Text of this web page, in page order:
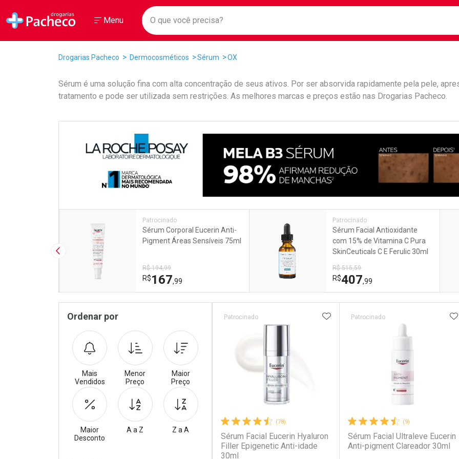
Drogarias Pacheco
Ir direto para a home
pela página
Ir direto para o conteúdo
Ir direto para a ajuda
Ir direto para o carrinho
Ir direto para o menu
Faça a sua busca
O que você precisa?
Menu
Abrir ou Fechar
Menu
Breadcrumb
Drogarias Pacheco Dermocosméticos Sérum OX
Sérum é uma solução fina com alta concentração de seus ativos. Por ser absorvida rapidamente pela pele,
tratamento e pode ser utilizada sem restrições. As melhores marcas e preços estão nas Drogarias Pacheco.
Promoções em Destaque
Imagem Anterior
Patrocinado
Sérum Corporal Eucerin Anti-
Pigment Áreas Sensíveis 75ml
R$ 194,99
R$167,99
Patrocinado
Sérum Facial Antioxidante
com 15% de Vitamina C Pura
SkinCeuticals C E Ferulic 30ml
R$ 515,59
R$407,99
Prateleira
(78)
Sérum Facial Eucerin Hyaluron
Filler Epigenetic Anti-idade
30ml
Patrocinado ADICIONAR AOS FAVORITOS
(9)
Sérum Facial Ultraleve Eucerin
Anti-pigment Clareador 30ml
Patrocinado
Sidebar
Ordenar por
Mais
Vendidos
Menor
Preço
Maior
Preço
Maior
Desconto
A a Z Z a A